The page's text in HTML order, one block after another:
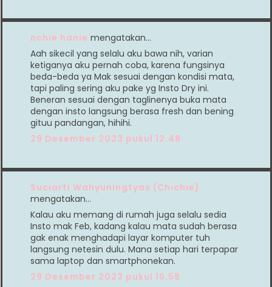
nchie hanie mengatakan…
Aah sikecil yang selalu aku bawa nih, varian
ketiganya aku pernah coba, karena fungsinya
beda-beda ya Mak sesuai dengan kondisi mata,
tapi paling sering aku pake yg Insto Dry ini.
Beneran sesuai dengan taglinenya buka mata
dengan insto langsung berasa fresh dan bening
gituu pandangan, hihihi.
29 Desember 2023 pukul 12.48
Suciarti Wahyuningtyas (Chichie)
mengatakan…
Kalau aku memang di rumah juga selalu sedia
Insto mak Feb, kadang kalau mata sudah berasa
gak enak menghadapi layar komputer tuh
langsung netesin dulu. Mana setiap hari terpapar
sama laptop dan smartphonekan.
29 Desember 2023 pukul 16.58